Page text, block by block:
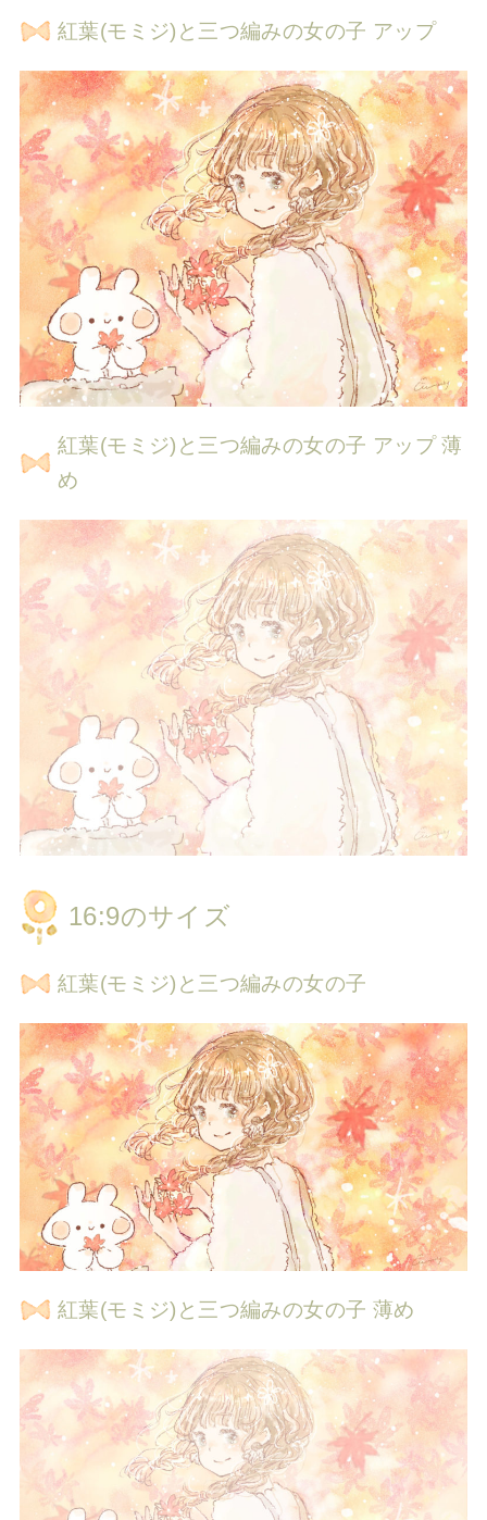
紅葉(モミジ)と三つ編みの女の子 アップ
紅葉(モミジ)と三つ編みの女の子 アップ 薄
め
16:9のサイズ
紅葉(モミジ)と三つ編みの女の子
紅葉(モミジ)と三つ編みの女の子 薄め